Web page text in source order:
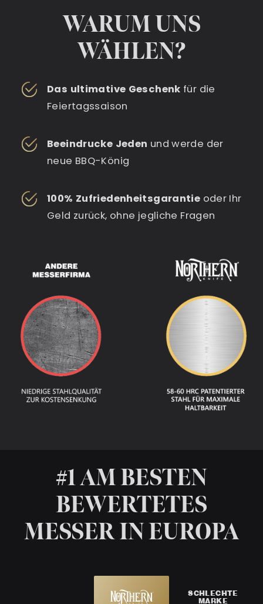
WARUM UNS
WÄHLEN?
Das ultimative Geschenk für die
Feiertagssaison
Beeindrucke Jeden und werde der
neue BBQ-König
100% Zufriedenheitsgarantie oder Ihr
Geld zurück, ohne jegliche Fragen
#1 AM BESTEN
BEWERTETES
MESSER IN EUROPA
SCHLECHTE
MARKE